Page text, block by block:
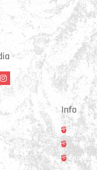
Info
Trainer
Training
Kontakt